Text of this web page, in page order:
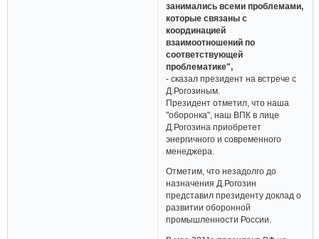
занимались всеми проблемами,
которые связаны с
координацией
взаимоотношений по
соответствующей
проблематике",
- сказал президент на встрече с
Д.Рогозиным.
Президент отметил, что наша
"оборонка", наш ВПК в лице
Д.Рогозина приобретет
энергичного и современного
менеджера.
Отметим, что незадолго до
назначения Д.Рогозин
представил президенту доклад о
развитии оборонной
промышленности России.